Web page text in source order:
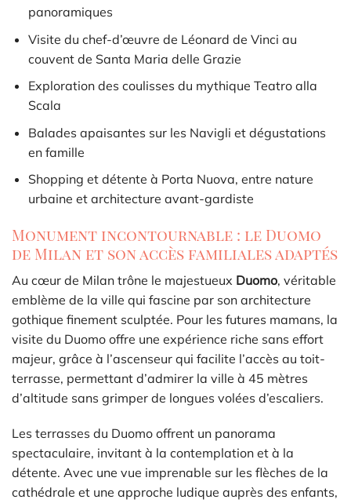
panoramiques
Visite du chef-d’œuvre de Léonard de Vinci au
couvent de Santa Maria delle Grazie
Exploration des coulisses du mythique Teatro alla
Scala
Balades apaisantes sur les Navigli et dégustations
en famille
Shopping et détente à Porta Nuova, entre nature
urbaine et architecture avant-gardiste
Monument incontournable : le Duomo
de Milan et son accès familiales adaptés
Au cœur de Milan trône le majestueux Duomo, véritable
emblème de la ville qui fascine par son architecture
gothique finement sculptée. Pour les futures mamans, la
visite du Duomo offre une expérience riche sans effort
majeur, grâce à l’ascenseur qui facilite l’accès au toit-
terrasse, permettant d’admirer la ville à 45 mètres
d’altitude sans grimper de longues volées d’escaliers.
Les terrasses du Duomo offrent un panorama
spectaculaire, invitant à la contemplation et à la
détente. Avec une vue imprenable sur les flèches de la
cathédrale et une approche ludique auprès des enfants,